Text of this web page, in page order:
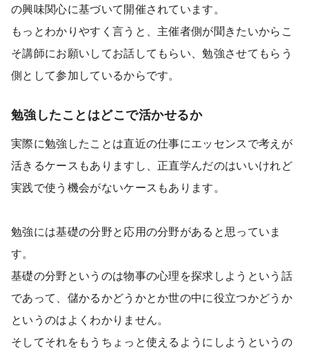
の興味関心に基づいて開催されています。
もっとわかりやすく言うと、主催者側が聞きたいからこ
そ講師にお願いしてお話してもらい、勉強させてもらう
側として参加しているからです。
勉強したことはどこで活かせるか
実際に勉強したことは直近の仕事にエッセンスで考えが
活きるケースもありますし、正直学んだのはいいけれど
実践で使う機会がないケースもあります。
勉強には基礎の分野と応用の分野があると思っていま
す。
基礎の分野というのは物事の心理を探求しようという話
であって、儲かるかどうかとか世の中に役立つかどうか
というのはよくわかりません。
そしてそれをもうちょっと使えるようにしようというの